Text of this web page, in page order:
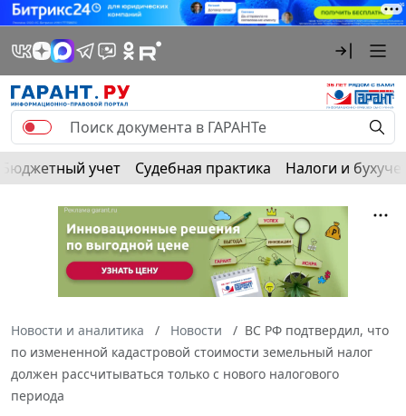
Бюджетный учет Судебная практика Налоги и
Новости и аналитика Новости
ВС РФ подтвердил, что
по измененной кадастровой стоимости земельный налог
должен рассчитываться только с нового налогового
периода